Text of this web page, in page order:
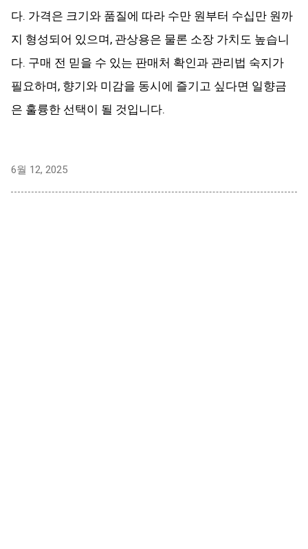
다. 가격은 크기와 품질에 따라 수만 원부터 수십만 원까
지 형성되어 있으며, 관상용은 물론 소장 가치도 높습니
다. 구매 전 믿을 수 있는 판매처 확인과 관리법 숙지가
필요하며, 향기와 미감을 동시에 즐기고 싶다면 일향금
은 훌륭한 선택이 될 것입니다.
6월 12, 2025